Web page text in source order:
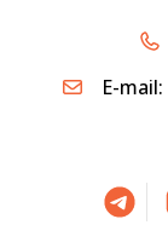
E-mail: